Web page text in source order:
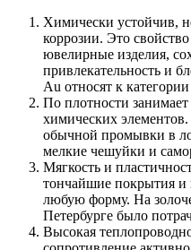
Химически устойчив,
коррозии. Это
ювелирные изделия,
привлекательность и
Au относят к
По плотности
химических
обычной промывки в
мелкие чешуйки и
Мягкость и
тончайшие покрытия и
любую форму. На
Петербурге было
Высокая